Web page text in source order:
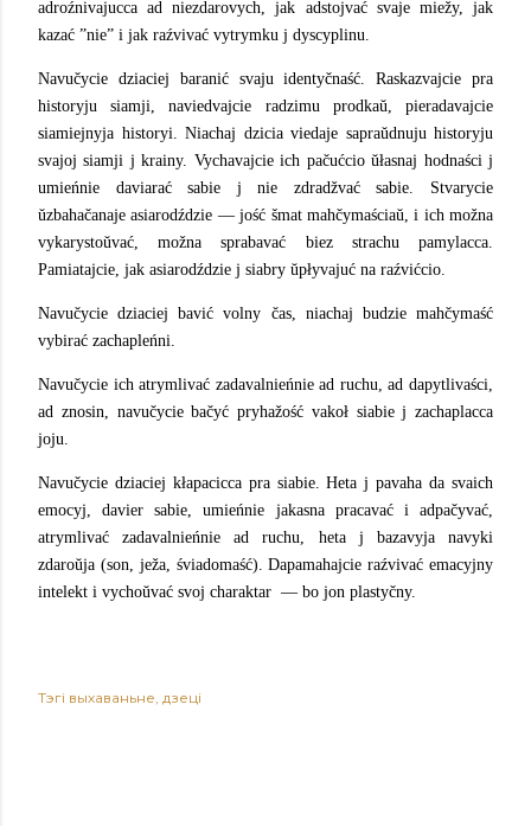
adroźnivajucca ad niezdarovych, jak adstojvać svaje miežy, jak
kazać ”nie” i jak raźvivać vytrymku j dyscyplinu.
Navučycie dziaciej baranić svaju identyčnaść. Raskazvajcie pra
historyju siamji, naviedvajcie radzimu prodkaŭ, pieradavajcie
siamiejnyja historyi. Niachaj dzicia viedaje sapraŭdnuju historyju
svajoj siamji j krainy. Vychavajcie ich pačućcio ŭłasnaj hodnaści j
umieńnie daviarać sabie j nie zdradžvać sabie. Stvarycie
ŭzbahačanaje asiarodździe — jość šmat mahčymaściaŭ, i ich možna
vykarystoŭvać, možna sprabavać biez strachu pamylacca.
Pamiatajcie, jak asiarodździe j siabry ŭpłyvajuć na raźvićcio.
Navučycie dziaciej bavić volny čas, niachaj budzie mahčymaść
vybirać zachapleńni.
Navučycie ich atrymlivać zadavalnieńnie ad ruchu, ad dapytlivaści,
ad znosin, navučycie bačyć pryhažość vakoł siabie j zachaplacca
joju.
Navučycie dziaciej kłapacicca pra siabie. Heta j pavaha da svaich
emocyj, davier sabie, umieńnie jakasna pracavać i adpačyvać,
atrymlivać zadavalnieńnie ad ruchu, heta j bazavyja navyki
zdaroŭja (son, ježa, śviadomaść). Dapamahajcie raźvivać emacyjny
intelekt i vychoŭvać svoj charaktar ​​ — bo jon plastyčny.
Тэгі выхаваньне дзеці